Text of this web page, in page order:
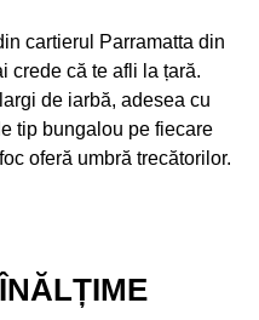
cartierul Parramatta din
crede că te afli la țară.
de iarbă, adesea cu
tip bungalou pe fiecare
oferă umbră trecătorilor.